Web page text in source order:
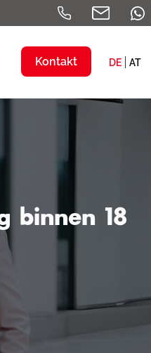
Kontakt DE AT
binnen 18